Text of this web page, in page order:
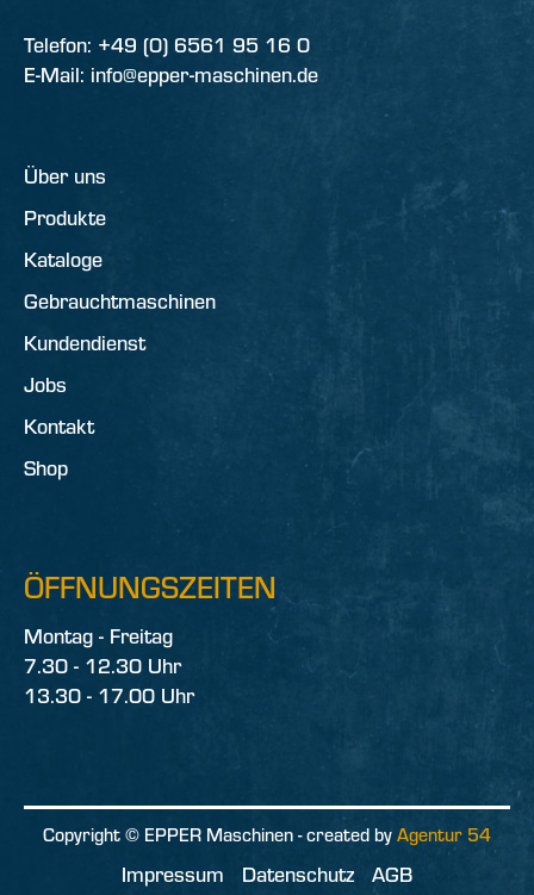
Telefon: +49 (0) 6561 95 16 0
E-Mail: info@epper-maschinen.de
Über uns
Produkte
Kataloge
Gebrauchtmaschinen
Kundendienst
Jobs
Kontakt
Shop
ÖFFNUNGSZEITEN
Montag - Freitag
7.30 - 12.30 Uhr
13.30 - 17.00 Uhr
Copyright © EPPER Maschinen - created by Agentur 54
Impressum Datenschutz AGB